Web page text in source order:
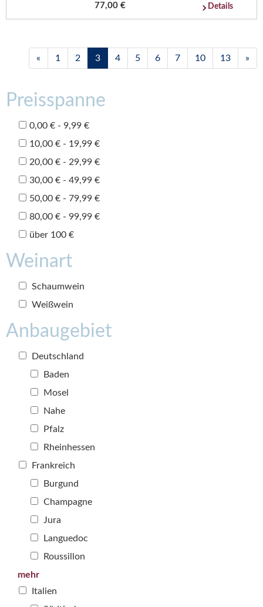
77,00 € Details
« 1 2 3 4 5 6 7 10 13 »
Preisspanne
0,00 € - 9,99 €
10,00 € - 19,99 €
20,00 € - 29,99 €
30,00 € - 49,99 €
50,00 € - 79,99 €
80,00 € - 99,99 €
über 100 €
Weinart
Schaumwein
Weißwein
Anbaugebiet
Deutschland
Baden
Mosel
Nahe
Pfalz
Rheinhessen
Frankreich
Burgund
Champagne
Jura
Languedoc
Roussillon
mehr
Italien